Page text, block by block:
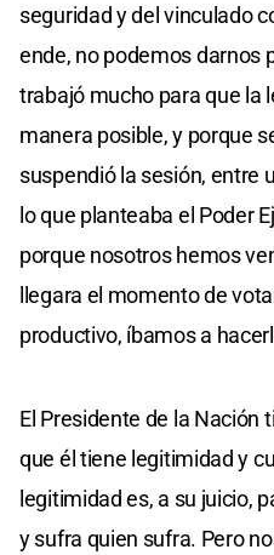
seguridad y del vinculado
ende, no podemos darnos
trabajó mucho para que la
manera posible, y porque
suspendió la sesión, entre
lo que planteaba el Poder
porque nosotros hemos
llegara el momento de
productivo, íbamos a
El Presidente de la Nación
que él tiene legitimidad y
legitimidad es, a su juicio,
y sufra quien sufra. Pero